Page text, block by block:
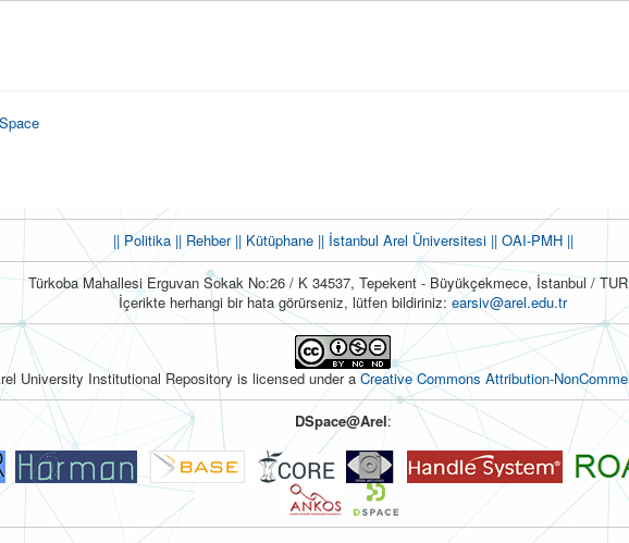
|| Politika|| Rehber|| Kütüphane|| İstanbul Arel Üniversitesi ||OAI-PMH ||
Türkoba Mahallesi Erguvan Sokak No:26 / K 34537, Tepekent - Büyükçekmece, İstanbul /
İçerikte herhangi bir hata görürseniz, lütfen bildiriniz: earsiv@arel.edu.tr
University Institutional Repository is licensed under aCreative Commons Attribution-
DSpace@Arel: